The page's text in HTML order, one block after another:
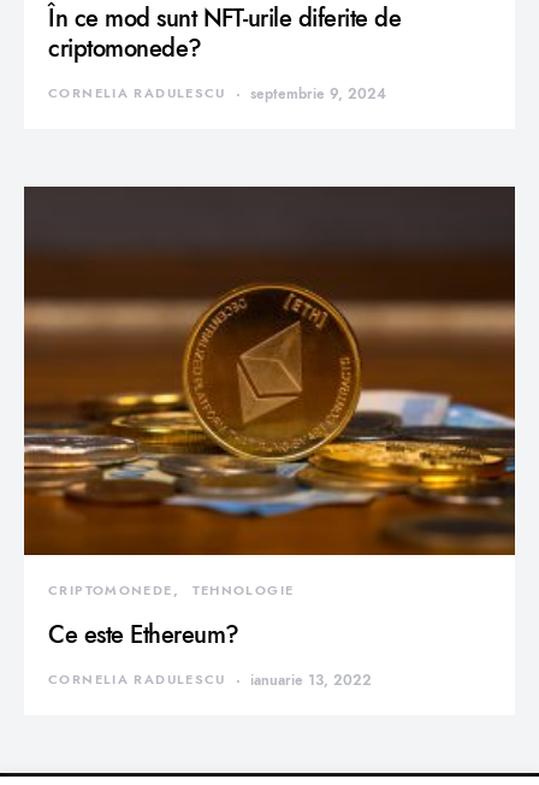
În ce mod sunt NFT-urile diferite de
criptomonede?
CORNELIA RADULESCU septembrie 9, 2024
CRIPTOMONEDE TEHNOLOGIE
Ce este Ethereum?
CORNELIA RADULESCU ianuarie 13, 2022